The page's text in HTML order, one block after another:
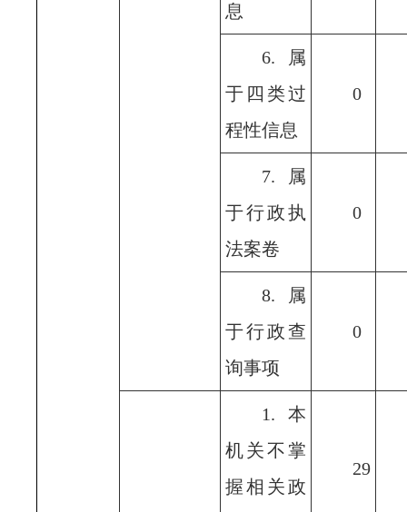
息
6.属
于四类过
程性信息
0
7.属
于行政执
法案卷
0
8.属
于行政查
询事项
0
1.本
机关不掌
握相关政
29